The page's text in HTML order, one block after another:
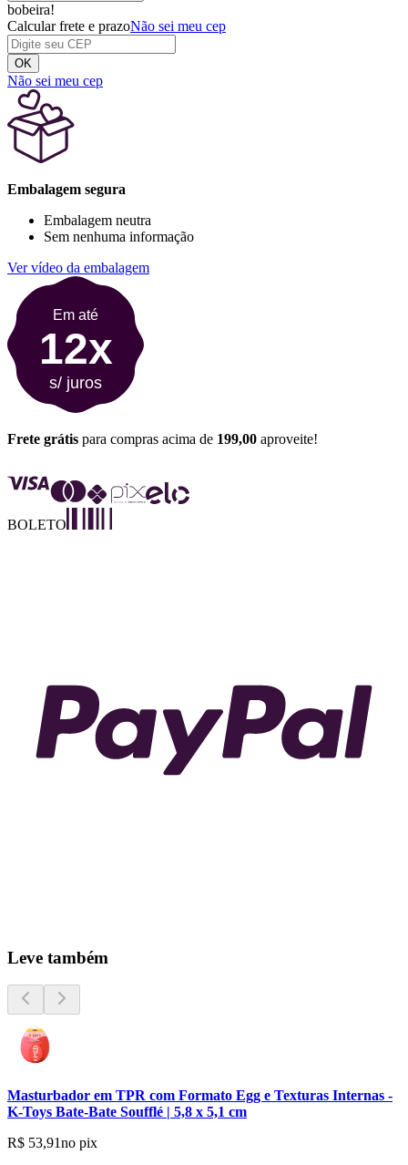
bobeira!
Calcular frete e prazoNão sei meu cep
OK
Não sei meu cep
Embalagem segura
Embalagem neutra
Sem nenhuma informação
Ver vídeo da embalagem
Em até
12x
s/ juros
Frete grátis para compras acima de 199,00 aproveite!
BOLETO
Leve também
Masturbador em TPR com Formato Egg e Texturas Internas -
K-Toys Bate-Bate Soufflé | 5,8 x 5,1 cm
R$ 53,91no pix